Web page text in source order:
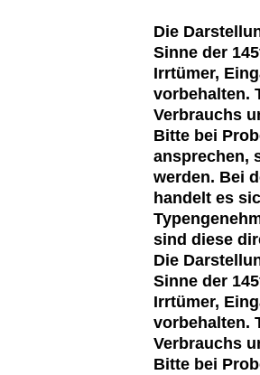
Die
Sinne der
Irrtümer,
vorbehalten.
Verbrauchs
Bitte bei
ansprechen,
werden. Bei
handelt es
sind diese
Die
Sinne der
Irrtümer,
vorbehalten.
Verbrauchs
Bitte bei